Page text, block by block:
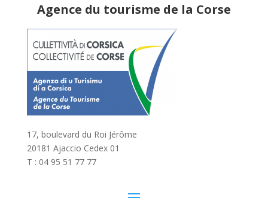
Agence du tourisme de la Corse
17, boulevard du Roi Jérôme
20181 Ajaccio Cedex 01
T : 04 95 51 77 77